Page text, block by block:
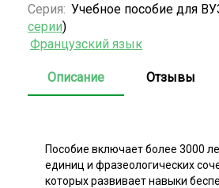
Серия: Учебное пособие для
серии)
Французский язык
Описание Отзывы
Пособие включает более 3000
единиц и фразеологических
которых развивает навыки